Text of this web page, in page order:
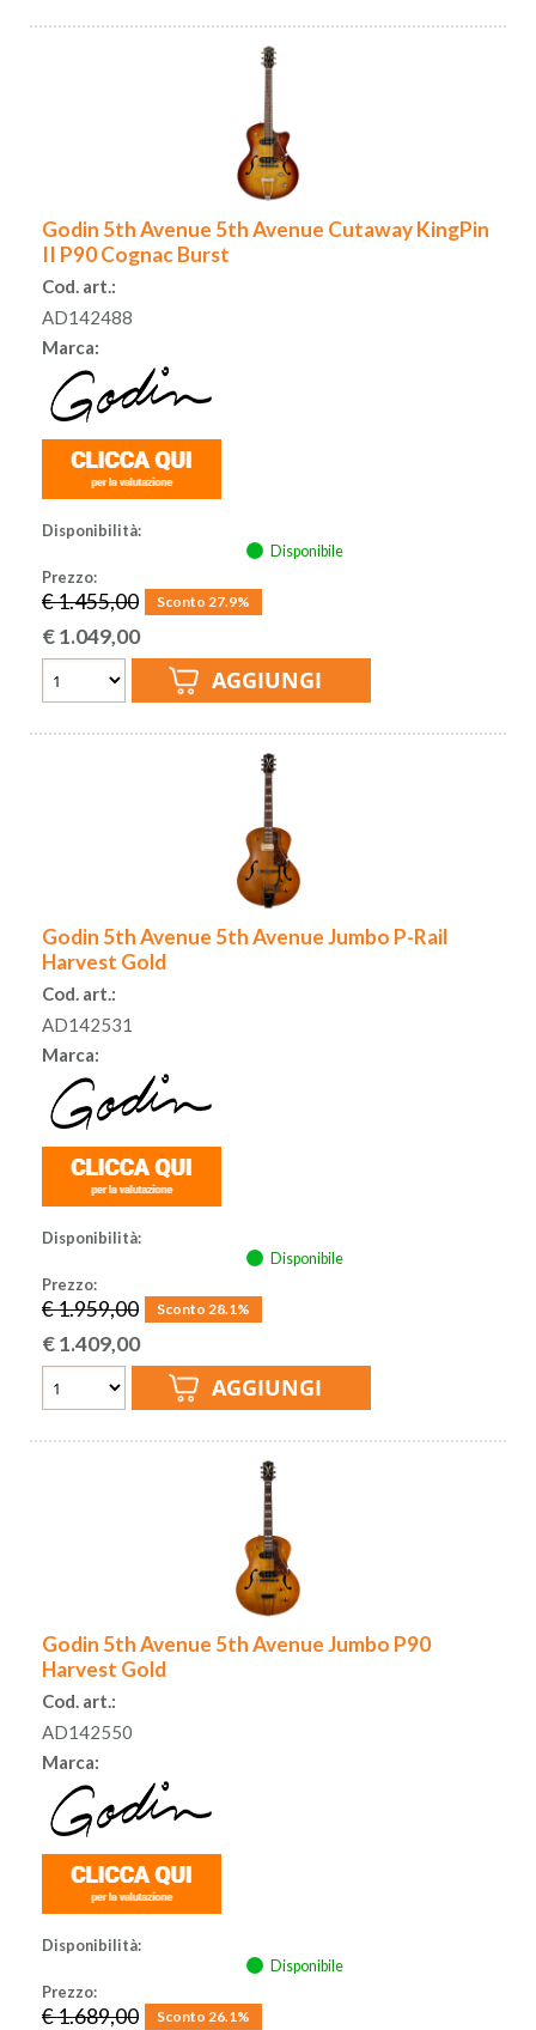
Godin 5th Avenue 5th Avenue Cutaway KingPin
II P90 Cognac Burst
Cod. art.:
AD142488
Marca:
Disponibilità:
Disponibile
Prezzo:
€ 1.455,00 Sconto 27.9%
€1.049,00
Godin 5th Avenue 5th Avenue Jumbo P-Rail
Harvest Gold
Cod. art.:
AD142531
Marca:
Disponibilità:
Disponibile
Prezzo:
€ 1.959,00 Sconto 28.1%
€1.409,00
Godin 5th Avenue 5th Avenue Jumbo P90
Harvest Gold
Cod. art.:
AD142550
Marca:
Disponibilità:
Disponibile
Prezzo:
€ 1.689,00 Sconto 26.1%